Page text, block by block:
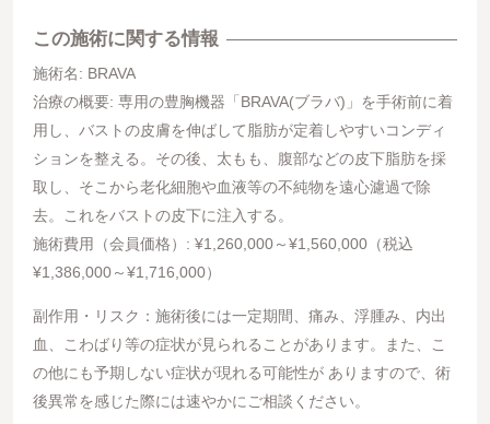
この施術に関する情報
施術名: BRAVA
治療の概要: 専用の豊胸機器「BRAVA(ブラバ)」を手術前に着
用し、バストの皮膚を伸ばして脂肪が定着しやすいコンディ
ションを整える。その後、太もも、腹部などの皮下脂肪を採
取し、そこから老化細胞や血液等の不純物を遠心濾過で除
去。これをバストの皮下に注入する。
施術費用（会員価格）: ¥1,260,000～¥1,560,000（税込
¥1,386,000～¥1,716,000）
副作用・リスク：施術後には一定期間、痛み、浮腫み、内出
血、こわばり等の症状が見られることがあります。また、こ
の他にも予期しない症状が現れる可能性が ありますので、術
後異常を感じた際には速やかにご相談ください。